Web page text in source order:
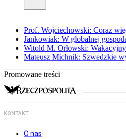
Prof. Wojciechowski: Coraz
Jankowiak: W globalnej
Witold M. Orłowski:
Mateusz Michnik: Szwedzkie
Promowane treści
KONTAKT
O nas